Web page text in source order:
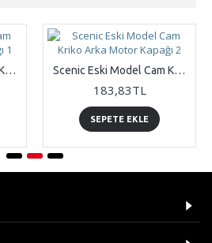
Scenic Eski Model Cam Kriko Arka Motor Kapağı 1 Scenic Eski Model Cam Kriko Arka Motor Kapağı 2
183,83TL
SEPETE EKLE